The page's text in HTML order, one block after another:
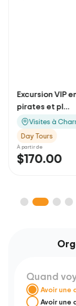
Excursion VIP
pirates et pl...
Visites à
Day Tours
À partir de
$170.00
Quand
Avoir une
Avoir une